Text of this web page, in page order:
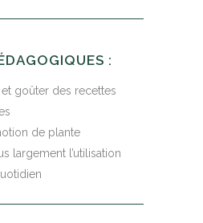
:
goûter des recettes
de plante
largement l’utilisation